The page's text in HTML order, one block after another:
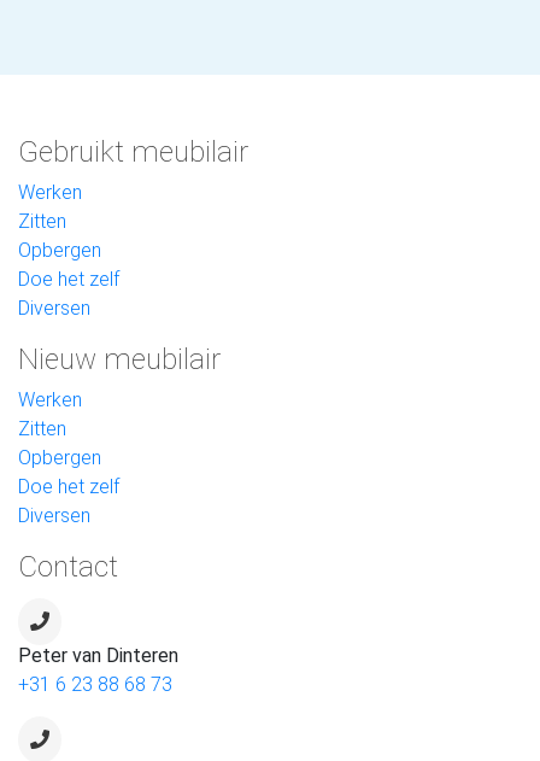
Gebruikt meubilair
Werken
Zitten
Opbergen
Doe het zelf
Diversen
Nieuw meubilair
Werken
Zitten
Opbergen
Doe het zelf
Diversen
Contact
Peter van Dinteren
+31 6 23 88 68 73